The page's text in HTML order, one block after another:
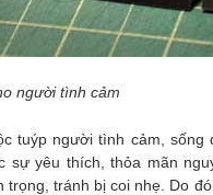
người tình cảm
tuýp người tình cảm,
sự yêu thích, thỏa mãn
trọng, tránh bị coi nhẹ. Do